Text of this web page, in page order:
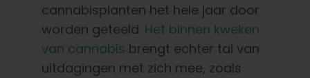
cannabisplanten het hele jaar door
worden geteeld. Het binnen kweken
van cannabis brengt echter tal van
uitdagingen met zich mee, zoals